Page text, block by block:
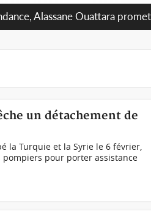
le modèle ivoirien et
un détachement de
la Turquie et la Syrie le 6 février,
pour porter assistance